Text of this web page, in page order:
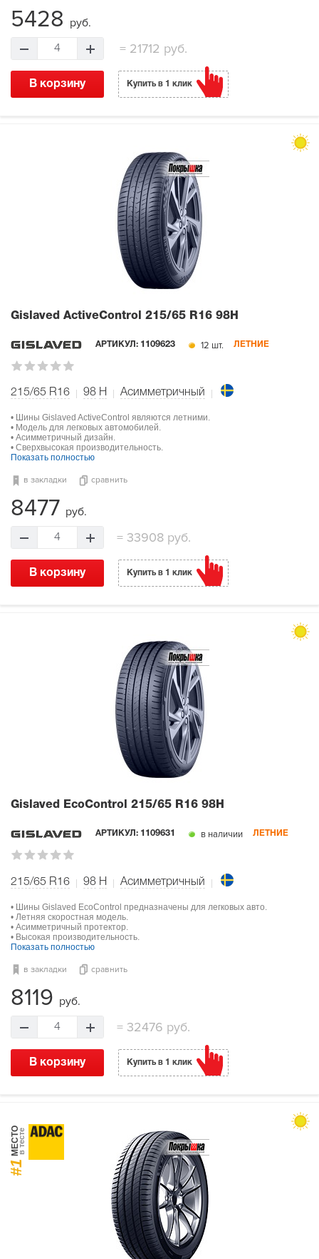
5428 руб.
4 = 21712 руб.
В корзину Купить в 1 клик
Gislaved ActiveControl 215/65 R16 98H
АРТИКУЛ: 1109623 12 шт. ЛЕТНИЕ
215/65 R16 98 H Асимметричный
• Шины Gislaved ActiveControl являются летними.
• Модель для легковых автомобилей.
• Асимметричный дизайн.
• Сверхвысокая производительность.
Показать полностью
в закладки сравнить
8477 руб.
4 =33908 руб.
В корзину Купить в 1 клик
Gislaved EcoControl 215/65 R16 98H
АРТИКУЛ: 1109631 в наличии ЛЕТНИЕ
215/65 R16 98 H Асимметричный
• Шины Gislaved EcoControl предназначены для легковых авто.
• Летняя скоростная модель.
• Асимметричный протектор.
• Высокая производительность.
Показать полностью
в закладки сравнить
8119 руб.
4 = 32476 руб.
В корзину Купить в 1 клик
#1
МЕСТОв тесте